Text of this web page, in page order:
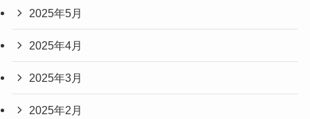
2025年5月
2025年4月
2025年3月
2025年2月